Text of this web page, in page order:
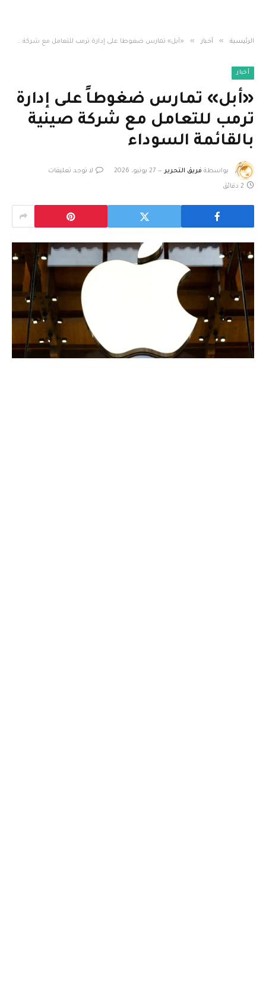
الرئيسية » أخبار » «أبل» تمارس ضغوطاً على إدارة ترمب للتعامل مع شركة صينية بالقائمة السوداء
أخبار
«أبل» تمارس ضغوطاً على إدارة
ترمب للتعامل مع شركة صينية
بالقائمة السوداء
بواسطة فريق التحرير 27 يونيو، 2026 لا توجد تعليقات
2 دقائق